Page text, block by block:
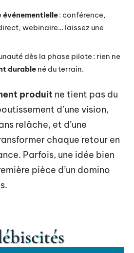
événementielle: conférence,
webinaire… laissez une
dès la phase pilote : rien ne
durable né du terrain.
produit ne tient pas du
d’une vision,
relâche, et d’une
chaque retour en
Parfois, une idée bien
pièce d’un domino